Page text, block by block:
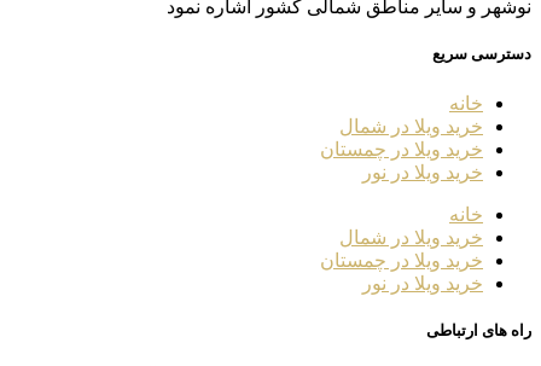
نوشهر و سایر مناطق شمالی کشور اشاره نمود
دسترسی سریع
خانه
خرید ویلا در شمال
خرید ویلا در چمستان
خرید ویلا در نور
خانه
خرید ویلا در شمال
خرید ویلا در چمستان
خرید ویلا در نور
راه های ارتباطی